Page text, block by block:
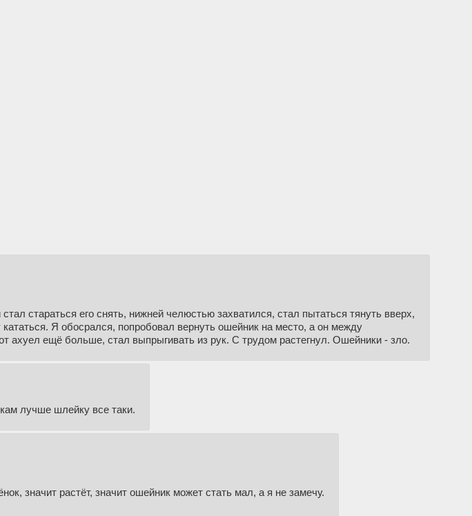
стараться его снять, нижней челюстью захватился, стал пытаться тянуть вверх,
Я обосрался, попробовал вернуть ошейник на место, а он между
ахуел ещё больше, стал выпрыгивать из рук. С трудом растегнул. Ошейники - зло.
лучше шлейку все таки.
значит растёт, значит ошейник может стать мал, а я не замечу.